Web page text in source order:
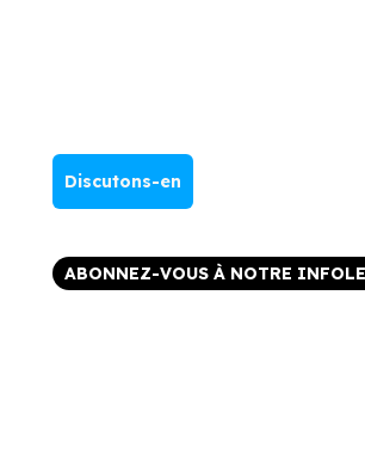
Discutons-en
ABONNEZ-VOUS À NOTRE